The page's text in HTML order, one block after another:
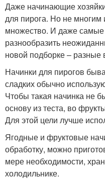
Даже начинающие
для пирога. Но не многим
множество. И даже
разнообразить
новой подборке – разные
Начинки для пирогов
сладких обычно
Чтобы такая начинка не
основу из теста, во
Для этой цели лучше
Ягодные и фруктовые
обработку, можно
мере необходимости,
холодильнике.